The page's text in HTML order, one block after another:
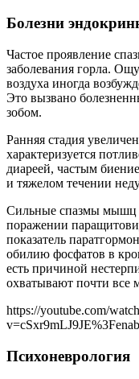
Болезни
Частое проявление
заболевания горла.
воздуха иногда
Это вызвано
зобом.
Ранняя стадия
характеризуется
диареей, частым
и тяжелом течении
Сильные спазмы мышц
поражении
показатель
обилию фосфатов в
есть причиной
охватывают почти
https://youtube.com/
Психоневрология